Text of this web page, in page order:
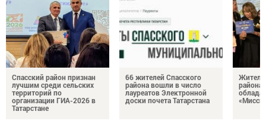
Спасский район признан
лучшим среди сельских
территорий по
организации ГИА-2026 в
Татарстане
66 жителей Спасского
района вошли в число
лауреатов Электронной
доски почета Татарстана
района